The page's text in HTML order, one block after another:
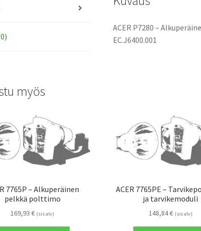
ACER P7280 –
EC.J6400.001
myös
7765P – Alkuperäinen
pelkkä polttimo
169,93€ (sis alv)
ACER 7765PE –
ja tarvikemoduli
148,84€ (sis alv)